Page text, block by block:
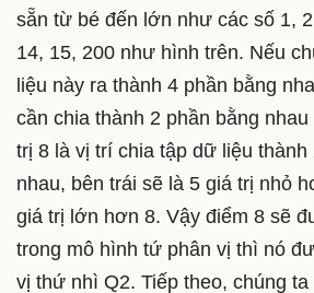
sẵn từ bé đến lớn như các số 1,
14, 15, 200 như hình trên. Nếu
liệu này ra thành 4 phần bằng
cần chia thành 2 phần bằng
trị 8 là vị trí chia tập dữ liệu thành
nhau, bên trái sẽ là 5 giá trị nhỏ
giá trị lớn hơn 8. Vậy điểm 8 sẽ
trong mô hình tứ phân vị thì nó
vị thứ nhì Q2. Tiếp theo, chúng